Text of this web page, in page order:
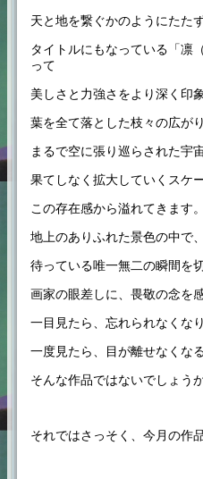
天と地を繋ぐかのようにたた
タイトルにもなっている「凛
って
美しさと力強さをより深く印
葉を全て落とした枝々の広が
まるで空に張り巡らされた宇
果てしなく拡大していくスケ
この存在感から溢れてきます。
地上のありふれた景色の中で、
待っている唯一無二の瞬間を
画家の眼差しに、畏敬の念を
一目見たら、忘れられなくなり
一度見たら、目が離せなくな
そんな作品ではないでしょう
それではさっそく、今月の作